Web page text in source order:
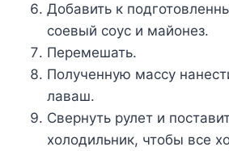
Добавить к
соевый соус и майонез.
Перемешать.
Полученную массу
лаваш.
Свернуть рулет и
холодильник, чтобы все